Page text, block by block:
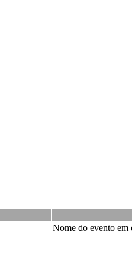
Nome do evento em